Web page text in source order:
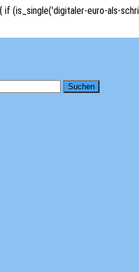
if (is_single('digitaler-euro-als-